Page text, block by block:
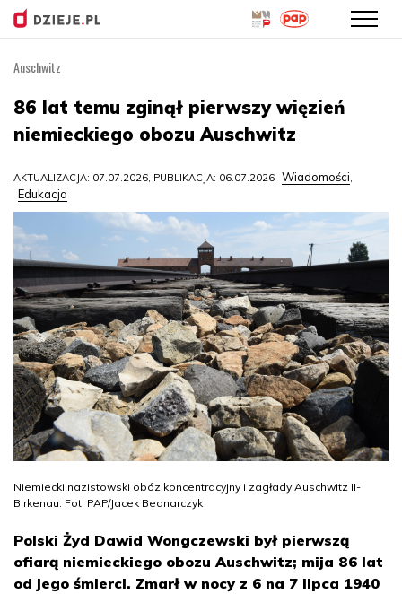
treści
Auschwitz
86 lat temu zginął pierwszy więzień
niemieckiego obozu Auschwitz
AKTUALIZACJA: 07.07.2026, PUBLIKACJA: 06.07.2026 Wiadomości,
Edukacja
Niemiecki nazistowski obóz koncentracyjny i zagłady Auschwitz II-
Birkenau. Fot. PAP/Jacek Bednarczyk
Polski Żyd Dawid Wongczewski był pierwszą
ofiarą niemieckiego obozu Auschwitz; mija 86 lat
od jego śmierci. Zmarł w nocy z 6 na 7 lipca 1940